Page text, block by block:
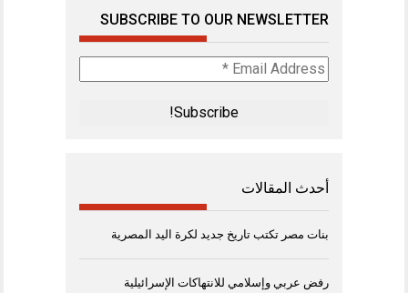
SUBSCRIBE TO OUR NEWSLETTER
Email
Address
أحدث المقالات
بنات مصر تكتب تاريخ جديد لكرة اليد المصرية
رفض عربي وإسلامي للانتهاكات الإسرائيلية